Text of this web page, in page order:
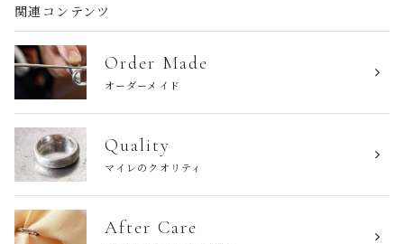
関連コンテンツ
Order Made
オーダーメイド
Quality
マイレのクオリティ
After Care